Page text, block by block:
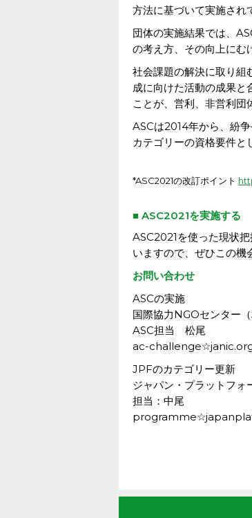
方法に基づいて実施され
団体の実施結果では、
の考え方、その向上にむ
社会課題の解決に取り組
成に向けた活動の成果と
ことが、営利、非営利団
ASCは2014年から、紛
カテゴリーの資格要件と
*ASC2021の改訂ポイント
■ ASC2021を実施する
ASC2021を使った現状
いますので、ぜひこの機
お問い合わせ
ASCの実施
国際協力NGOセンター（
ASC担当 松尾
ac-challenge☆janic.org
JPFのカテゴリー更新
ジャパン・プラットフォ
担当：中尾